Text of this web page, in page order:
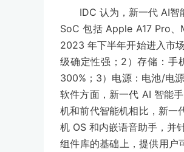
IDC 认为，新一代 AI
SoC 包括 Apple A17 Pro
2023 年下半年开始进入市
级确定性强；2）存储：手
300%；3）电源：电池/电
软件方面，新一代 AI 智能
机和前代智能机相比，新一
机 OS 和内嵌语音助手，并
组件库的基础上，提供用